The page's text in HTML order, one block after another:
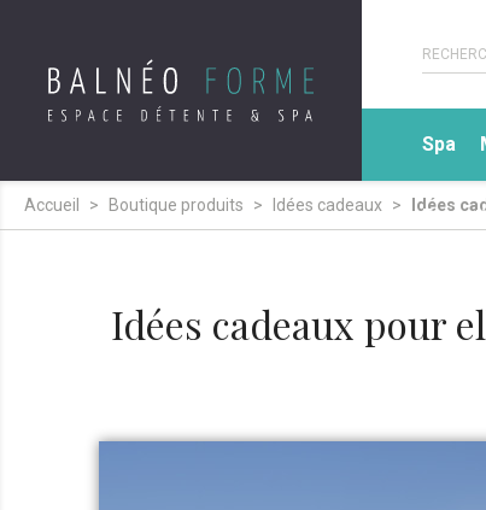
Spa
Accueil Boutique produits Idées cadeaux Idées
Idées cadeaux pour